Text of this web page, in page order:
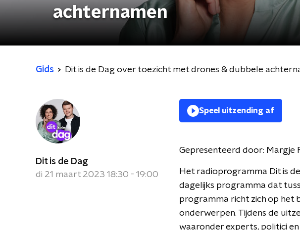
achternamen
Gids Dit is de Dag over toezicht met drones & dubbele
Dit is de Dag
di 21 maart 2023 18:30 - 19:00
Speel uitzending af
Gepresenteerd door: Margje
Het radioprogramma Dit is
dagelijks programma dat
programma richt zich op het
onderwerpen. Tijdens de
waaronder experts, politici